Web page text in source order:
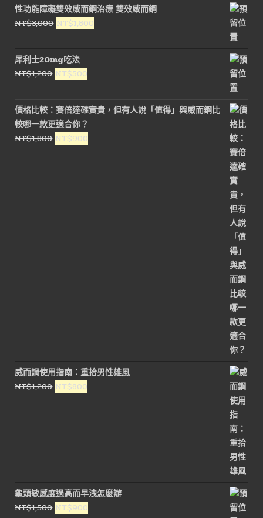
性功能障礙雙效威而鋼治療 雙效威而鋼
NT$3,000 原
價
格：
NT$3,000。
NT$1,800
價
犀利士20mg吃法
NT$1,200 原
價
格：
NT$1,200。
NT$500
價
格：
NT$500。
價格比較：賽倍達確實貴，但有人說「值得」與威而鋼比
較哪一款更適合你？
NT$1,800 原
NT$900
威而鋼使用指南：重拾男性雄風
NT$1,200 原
NT$800
龜頭敏感度過高而早洩怎麼辦
NT$1,500 原
NT$900